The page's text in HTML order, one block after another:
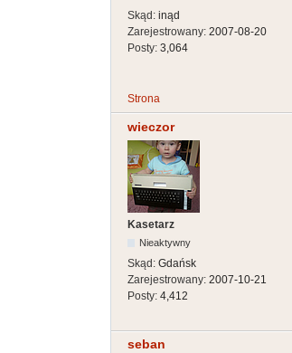
Skąd: inąd
Zarejestrowany: 2007-08-20
Posty: 3,064
Strona
wieczor
Kasetarz
Nieaktywny
Skąd: Gdańsk
Zarejestrowany: 2007-10-21
Posty: 4,412
seban